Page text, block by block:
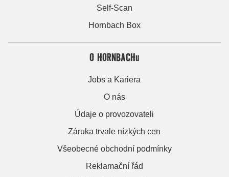
Self-Scan
Hornbach Box
O HORNBACHu
Jobs a Kariera
O nás
Údaje o provozovateli
Záruka trvale nízkých cen
Všeobecné obchodní podmínky
Reklamační řád